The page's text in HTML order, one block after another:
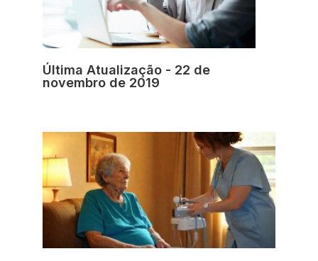
Última Atualização - 22 de
novembro de 2019